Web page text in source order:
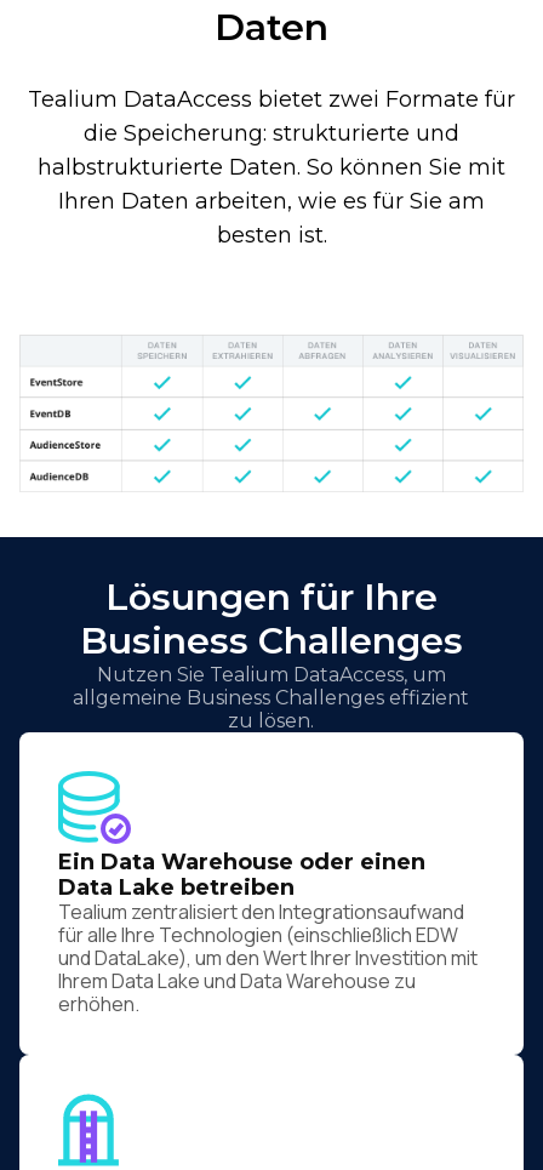
Daten
Tealium DataAccess bietet zwei Formate für
die Speicherung: strukturierte und
halbstrukturierte Daten. So können Sie mit
Ihren Daten arbeiten, wie es für Sie am
besten ist.
Lösungen für Ihre
Business Challenges
Nutzen Sie Tealium DataAccess, um
allgemeine Business Challenges effizient
zu lösen.
Ein Data Warehouse oder einen
Data Lake betreiben
Tealium zentralisiert den Integrationsaufwand
für alle Ihre Technologien (einschließlich EDW
und DataLake), um den Wert Ihrer Investition mit
Ihrem Data Lake und Data Warehouse zu
erhöhen.